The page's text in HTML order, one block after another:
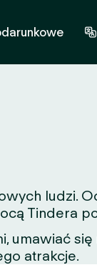
ludzi.
Tindera
umawiać
atrakcje.